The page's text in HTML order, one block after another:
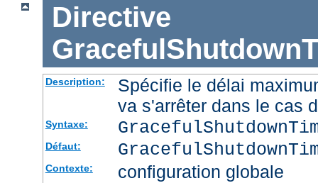
Directive
Description:
Spécifie le délai
va s'arrêter dans le cas
Syntaxe:
Défaut:
Contexte: configuration globale